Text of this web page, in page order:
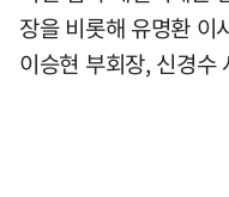
장을 비롯해 유명환 이
이승현 부회장, 신경수